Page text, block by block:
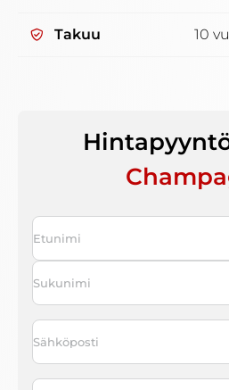
Takuu 10
Nimi
First
Sähköposti
Puhelin